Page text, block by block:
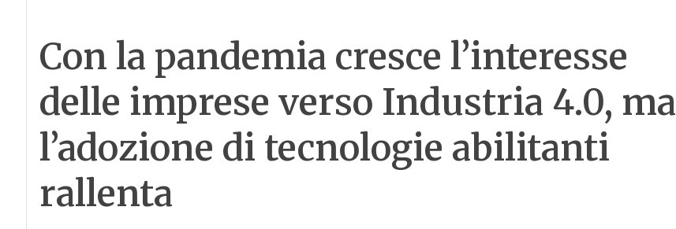
Con la pandemia cresce l’interesse
delle imprese verso Industria 4.0, ma
l’adozione di tecnologie abilitanti
rallenta